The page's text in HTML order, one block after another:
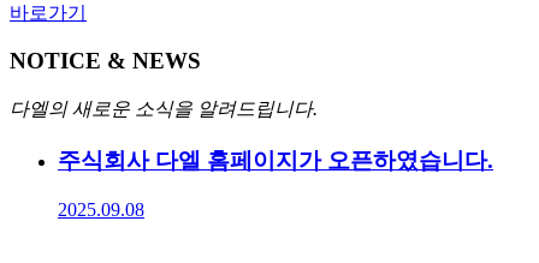
바로가기
NOTICE & NEWS
다엘의 새로운 소식을 알려드립니다.
주식회사 다엘 홈페이지가 오픈하였습니다.
2025.09.08